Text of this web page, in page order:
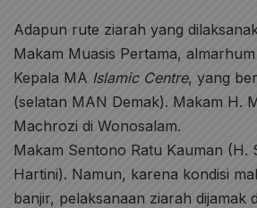
Adapun rute ziarah yang
Makam Muasis Pertama,
Kepala MA Islamic Centre, yang
(selatan MAN Demak). Makam H.
Machrozi di Wonosalam.
Makam Sentono Ratu Kauman (H.
Hartini). Namun, karena kondisi
banjir, pelaksanaan ziarah dijamak